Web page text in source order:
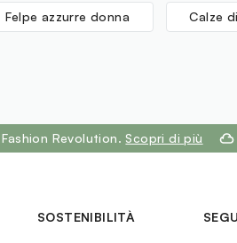
Felpe azzurre donna Calze
Revolution. Scopri di più
SOSTENIBILITÀ